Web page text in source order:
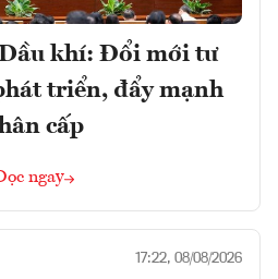
khí: Đổi mới tư
triển, đẩy mạnh
cấp
ngay
17:22, 08/08/2026